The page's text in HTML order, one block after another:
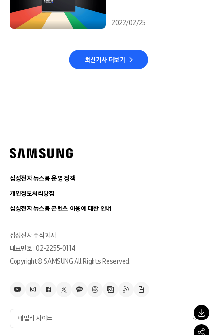
2022/02/25
최신기사 더보기
삼성전자 뉴스룸 운영 정책
개인정보처리방침
삼성전자 뉴스룸 콘텐츠 이용에 대한 안내
삼성전자 주식회사
대표번호 : 02-2255-0114
Copyright© SAMSUNG All Rights Reserved.
패밀리 사이트